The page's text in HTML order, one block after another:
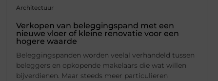
Architectuur
Verkopen van beleggingspand met een
nieuwe vloer of kleine renovatie voor een
hogere waarde
Beleggingspanden worden veelal verhandeld tussen
beleggers en opkopende makelaars die wat willen
bijverdienen. Maar steeds meer particulieren